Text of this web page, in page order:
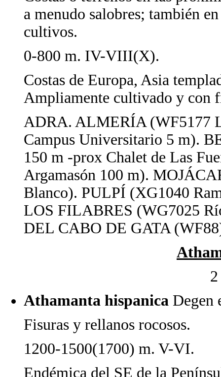
a menudo salobres; también
cultivos.
0-800 m. IV-VIII(X).
Costas de Europa, Asia
Ampliamente cultivado y con
ADRA. ALMERÍA (WF5177
Campus Universitario 5 m).
150 m -prox Chalet de Las
Argamasón 100 m).
Blanco). PULPÍ (XG1040
LOS FILABRES (WG7025
DEL CABO DE GATA
Athamanta hispanica
Fisuras y rellanos rocosos.
1200-1500(1700) m. V-VI.
Endémica del SE de la